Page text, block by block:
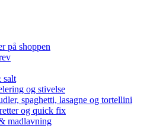
på shoppen
salt
og stivelse
spaghetti, lasagne og tortellini
og quick fix
madlavning